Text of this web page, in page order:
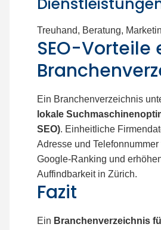
Treuhand, Beratung,
SEO-Vorteile
Ein Branchenverzeichnis
lokale
SEO). Einheitliche
Adresse und
Google-Ranking und
Auffindbarkeit in Zürich.
Fazit
Ein Branchenverzeichnis